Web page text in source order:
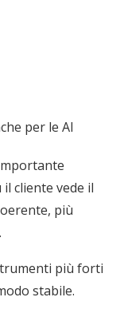
per le AI
cliente vede il
più
più forti
stabile.